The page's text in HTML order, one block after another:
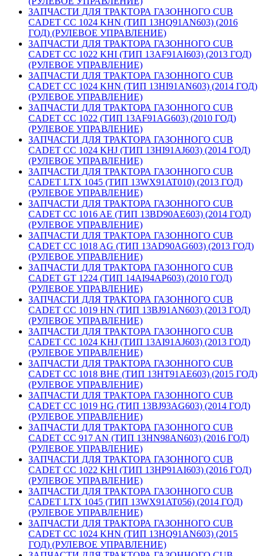
ЗАПЧАСТИ ДЛЯ ТРАКТОРА ГАЗОННОГО CUB
CADET CC 1024 KHN (ТИП 13HQ91AN603) (2016
ГОД) (РУЛЕВОЕ УПРАВЛЕНИЕ)
ЗАПЧАСТИ ДЛЯ ТРАКТОРА ГАЗОННОГО CUB
CADET CC 1022 KHI (ТИП 13AF91AI603) (2013 ГОД)
(РУЛЕВОЕ УПРАВЛЕНИЕ)
ЗАПЧАСТИ ДЛЯ ТРАКТОРА ГАЗОННОГО CUB
CADET CC 1024 KHN (ТИП 13HI91AN603) (2014 ГОД)
(РУЛЕВОЕ УПРАВЛЕНИЕ)
ЗАПЧАСТИ ДЛЯ ТРАКТОРА ГАЗОННОГО CUB
CADET CC 1022 (ТИП 13AF91AG603) (2010 ГОД)
(РУЛЕВОЕ УПРАВЛЕНИЕ)
ЗАПЧАСТИ ДЛЯ ТРАКТОРА ГАЗОННОГО CUB
CADET CC 1024 KHJ (ТИП 13HI91AJ603) (2014 ГОД)
(РУЛЕВОЕ УПРАВЛЕНИЕ)
ЗАПЧАСТИ ДЛЯ ТРАКТОРА ГАЗОННОГО CUB
CADET LTX 1045 (ТИП 13WX91AT010) (2013 ГОД)
(РУЛЕВОЕ УПРАВЛЕНИЕ)
ЗАПЧАСТИ ДЛЯ ТРАКТОРА ГАЗОННОГО CUB
CADET CC 1016 AE (ТИП 13BD90AE603) (2014 ГОД)
(РУЛЕВОЕ УПРАВЛЕНИЕ)
ЗАПЧАСТИ ДЛЯ ТРАКТОРА ГАЗОННОГО CUB
CADET CC 1018 AG (ТИП 13AD90AG603) (2013 ГОД)
(РУЛЕВОЕ УПРАВЛЕНИЕ)
ЗАПЧАСТИ ДЛЯ ТРАКТОРА ГАЗОННОГО CUB
CADET GT 1224 (ТИП 14AI94AP603) (2010 ГОД)
(РУЛЕВОЕ УПРАВЛЕНИЕ)
ЗАПЧАСТИ ДЛЯ ТРАКТОРА ГАЗОННОГО CUB
CADET CC 1019 HN (ТИП 13BJ91AN603) (2013 ГОД)
(РУЛЕВОЕ УПРАВЛЕНИЕ)
ЗАПЧАСТИ ДЛЯ ТРАКТОРА ГАЗОННОГО CUB
CADET CC 1024 KHJ (ТИП 13AI91AJ603) (2013 ГОД)
(РУЛЕВОЕ УПРАВЛЕНИЕ)
ЗАПЧАСТИ ДЛЯ ТРАКТОРА ГАЗОННОГО CUB
CADET CC 1018 BHE (ТИП 13HT91AE603) (2015 ГОД)
(РУЛЕВОЕ УПРАВЛЕНИЕ)
ЗАПЧАСТИ ДЛЯ ТРАКТОРА ГАЗОННОГО CUB
CADET CC 1019 HG (ТИП 13BJ93AG603) (2014 ГОД)
(РУЛЕВОЕ УПРАВЛЕНИЕ)
ЗАПЧАСТИ ДЛЯ ТРАКТОРА ГАЗОННОГО CUB
CADET CC 917 AN (ТИП 13HN98AN603) (2016 ГОД)
(РУЛЕВОЕ УПРАВЛЕНИЕ)
ЗАПЧАСТИ ДЛЯ ТРАКТОРА ГАЗОННОГО CUB
CADET CC 1022 KHI (ТИП 13HP91AI603) (2016 ГОД)
(РУЛЕВОЕ УПРАВЛЕНИЕ)
ЗАПЧАСТИ ДЛЯ ТРАКТОРА ГАЗОННОГО CUB
CADET LTX 1045 (ТИП 13WX91AT056) (2014 ГОД)
(РУЛЕВОЕ УПРАВЛЕНИЕ)
ЗАПЧАСТИ ДЛЯ ТРАКТОРА ГАЗОННОГО CUB
CADET CC 1024 KHN (ТИП 13HQ91AN603) (2015
ГОД) (РУЛЕВОЕ УПРАВЛЕНИЕ)